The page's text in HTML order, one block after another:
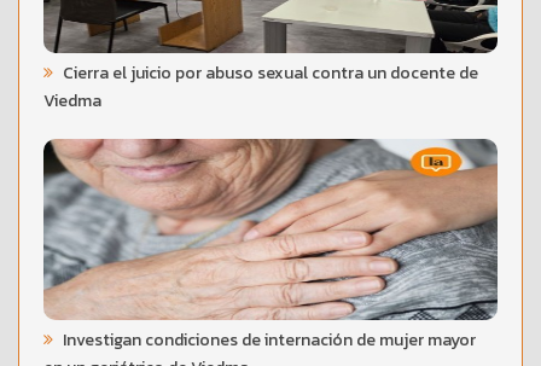
Cierra el juicio por abuso sexual contra un docente de
Viedma
Investigan condiciones de internación de mujer mayor